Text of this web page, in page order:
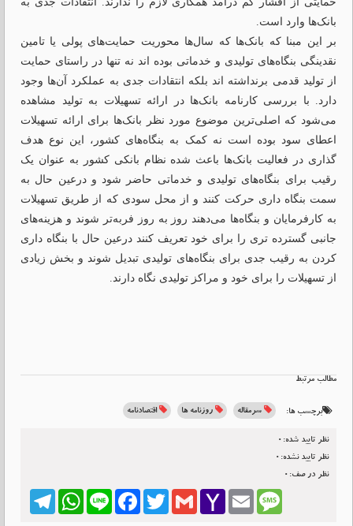
بانک‌ها وارد است.
بر این مبنا که بانک‌ها که سال‌ها محوریت حمایت‌های پولی یا تامین
نقدینگی بنگاه‌های تولیدی و خدماتی بوده اند نه تنها در راستای حمایت
از تولید قدمی برنداشته اند بلکه انتقادات جدی به عملکرد آن‌ها وجود
دارد. با بررسی کارنامه بانک‌ها در ارائه تسهیلات به تولید مشاهده
می‌شود که اصلی‌ترین موضوع مورد نظر بانک‌ها برای ارائه تسهیلات
اعطای سود بوده است نه کمک به بنگاه‌های کشور، این نوع هدف
گذاری در فعالیت بانک‌ها باعث شده نظام بانکی کشور به عنوان یک
رقیب برای بنگاه‌های تولیدی و خدماتی حاضر شود و درعین حال به
سمت بنگاه داری حرکت کنند و از محل سودی که از طریق تسهیلات
به کارفرمایان و بنگاه‌ها می‌دهند روز به روز فربه‌تر شوند و هزینه‌های
جانبی گسترده تری را برای خود تعریف کنند درعین حال با بنگاه داری
کردن به رقیب جدی برای بنگاه‌های تولیدی تبدیل شوند و بخش زیادی
از تسهیلات را برای خود و مراکز تولیدی نگاه دارند.
مطالب مرتبط
برچسب ها: سرمقاله روزنامه ها اقتصادنامه
نظر تایید شده:0
نظر تایید نشده:0
نظر در صف:0
TelegramWhatsApp LineFacebook Twitter Gmail
Yahoo
Email Message